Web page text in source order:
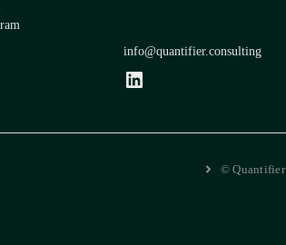
info@quantifier.consulting
LinkedIn
© Quantifier